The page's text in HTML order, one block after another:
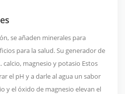
se añaden minerales para
para la salud. Su generador de
calcio, magnesio y potasio Estos
el pH y a darle al agua un sabor
y el óxido de magnesio elevan el